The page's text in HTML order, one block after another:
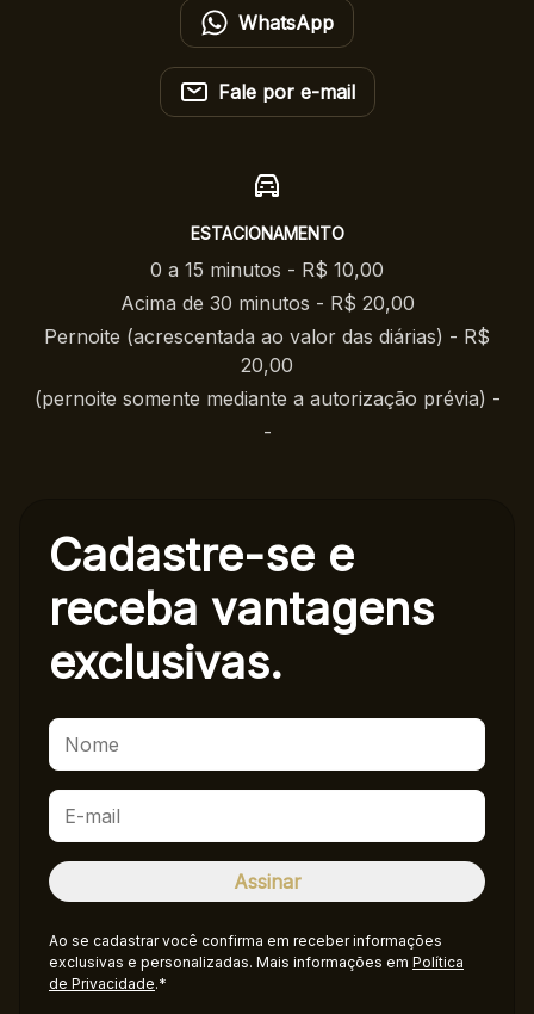
WhatsApp
Fale por e-mail
ESTACIONAMENTO
0 a 15 minutos - R$ 10,00
Acima de 30 minutos - R$ 20,00
Pernoite (acrescentada ao valor das diárias) - R$
20,00
(pernoite somente mediante a autorização prévia) -
-
Cadastre-se e
receba vantagens
exclusivas.
Ao se cadastrar você confirma em receber informações
exclusivas e personalizadas. Mais informações em Política
de Privacidade.*